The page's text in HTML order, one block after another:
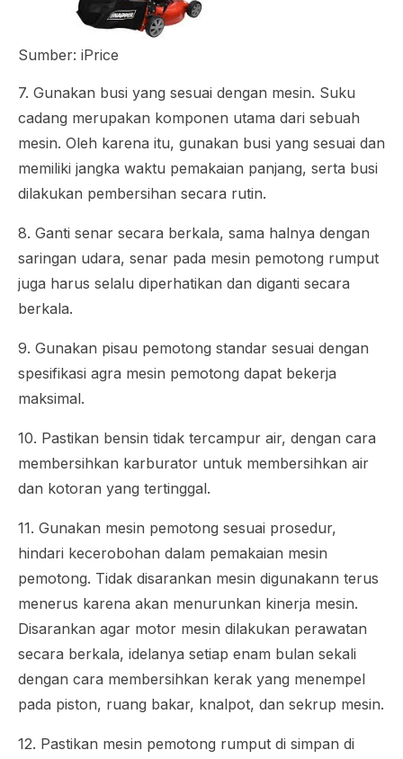
Sumber: iPrice
7. Gunakan busi yang sesuai dengan mesin. Suku
cadang merupakan komponen utama dari sebuah
mesin. Oleh karena itu, gunakan busi yang sesuai dan
memiliki jangka waktu pemakaian panjang, serta busi
dilakukan pembersihan secara rutin.
8. Ganti senar secara berkala, sama halnya dengan
saringan udara, senar pada mesin pemotong rumput
juga harus selalu diperhatikan dan diganti secara
berkala.
9. Gunakan pisau pemotong standar sesuai dengan
spesifikasi agra mesin pemotong dapat bekerja
maksimal.
10. Pastikan bensin tidak tercampur air, dengan cara
membersihkan karburator untuk membersihkan air
dan kotoran yang tertinggal.
11. Gunakan mesin pemotong sesuai prosedur,
hindari kecerobohan dalam pemakaian mesin
pemotong. Tidak disarankan mesin digunakann terus
menerus karena akan menurunkan kinerja mesin.
Disarankan agar motor mesin dilakukan perawatan
secara berkala, idelanya setiap enam bulan sekali
dengan cara membersihkan kerak yang menempel
pada piston, ruang bakar, knalpot, dan sekrup mesin.
12. Pastikan mesin pemotong rumput di simpan di